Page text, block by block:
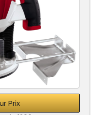
Prix